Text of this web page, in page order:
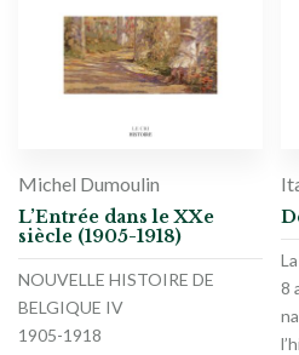
Michel Dumoulin
L’Entrée dans le XXe
siècle (1905-1918)
NOUVELLE HISTOIRE DE
BELGIQUE IV
1905-1918
8